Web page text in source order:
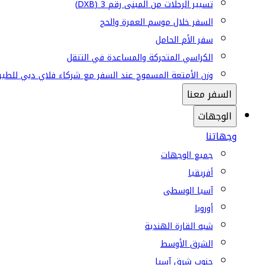
تسيير الرحلات من المبنى رقم 3 (DXB)
السفر خلال موسم العمرة والحج
سفر الأم الحامل
الكراسي المتحركة والمساعدة في التنقل
وزن الأمتعة المسموح عند السفر مع شركاء فلاي دبي
السفر معنا
الوجهات
وجهاتنا
جميع الوجهات
أفريقيا
آسيا الوسطى
أوروبا
شبه القارة الهندية
الشرق الأوسط
جنوب شرق آسيا